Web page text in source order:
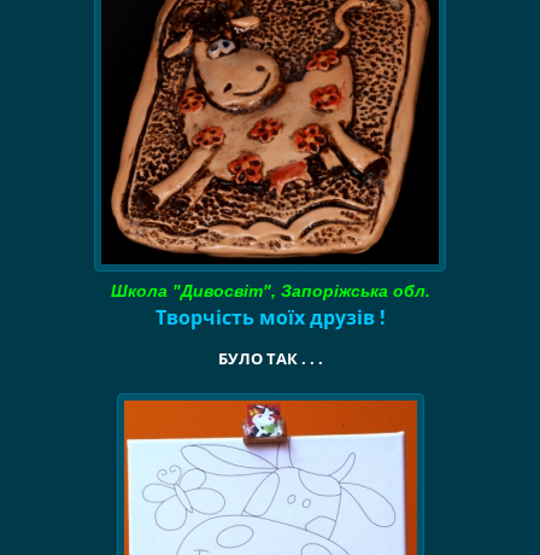
Школа "Дивосвіт", Запоріжська обл.
Творчість моїх друзів !
БУЛО ТАК . . .